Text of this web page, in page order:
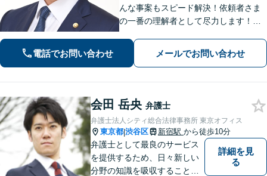
んな事案もスピード解決！依頼者さま
の一番の理解者として尽力します！注
題／インターネット／男女問題／相続
／債権回収／不動産／企業法務など
電話でお問い合わせ メールでお問い合わせ
会田 岳央 弁護士
弁護士法人シティ総合法律事務所 東京オフィス
東京都|渋谷区 新宿駅 から徒歩10分
弁護士として最良のサービス
を提供するため、日々新しい
分野の知識を吸収することを
詳細を見
る